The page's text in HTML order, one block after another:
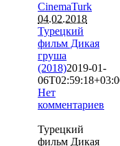
CinemaTurk
04.02.2018
Турецкий
фильм Дикая
груша
(2018)2019-01-
Нет
комментариев
Турецкий
фильм Дикая